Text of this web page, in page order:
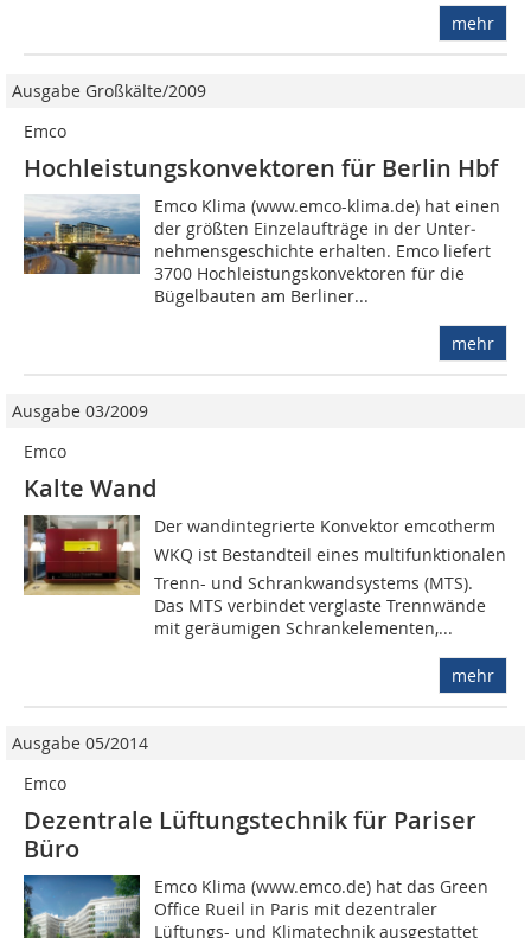
mehr
Ausgabe Großkälte/2009
Emco
Hoch­leistungskonvektoren für Berlin Hbf
Emco Klima (www.emco-klima.de) hat einen
der größten Einzelaufträge in der Unter­
nehmensgeschichte erhal­ten. Emco liefert
3700 Hoch­leis­tungs­konvektoren für die
Bügelbauten am Berliner...
mehr
Ausgabe 03/2009
Emco
Kalte Wand
Der wandintegrierte Konvektor emcotherm
WKQ ist Bestandteil eines multifunktionalen
Trenn- und Schrankwandsystems (MTS).
Das MTS verbindet verglaste Trennwände
mit geräumigen Schrankelementen,...
mehr
Ausgabe 05/2014
Emco
Dezentrale Lüftungstechnik für Pariser
Büro
Emco Klima (www.emco.de) hat das Green
Office Rueil in Paris mit dezentraler
Lüftungs- und Klimatechnik ausgestattet 